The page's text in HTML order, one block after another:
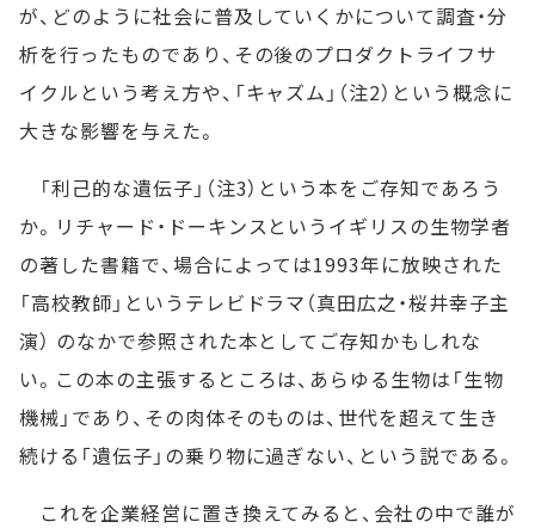
が、どのように社会に普及していくかについて調査・分
析を行ったものであり、その後のプロダクトライフサ
イクルという考え方や、「キャズム」（注2）という概念に
大きな影響を与えた。
「利己的な遺伝子」（注3）という本をご存知であろう
か。リチャード・ドーキンスというイギリスの生物学者
の著した書籍で、場合によっては1993年に放映された
「高校教師」というテレビドラマ（真田広之・桜井幸子主
演） のなかで参照された本としてご存知かもしれな
い。この本の主張するところは、あらゆる生物は「生物
機械」であり、その肉体そのものは、世代を超えて生き
続ける「遺伝子」の乗り物に過ぎない、という説である。
これを企業経営に置き換えてみると、会社の中で誰が